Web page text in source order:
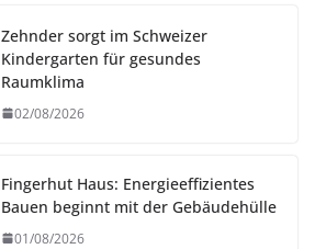
Zehnder sorgt im Schweizer
Kindergarten für gesundes
Raumklima
02/08/2026
Fingerhut Haus: Energieeffizientes
Bauen beginnt mit der Gebäudehülle
01/08/2026